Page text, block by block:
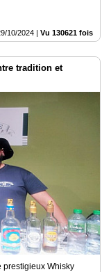
10/2024 | Vu 130621 fois
tradition et
prestigieux Whisky